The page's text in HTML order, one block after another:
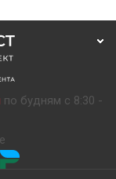
по будням с 8:30 -